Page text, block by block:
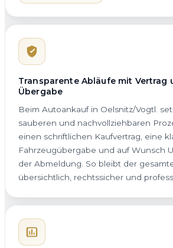
Transparente Abläufe mit Vertrag
Übergabe
Beim Autoankauf in Oelsnitz/Vogtl.
sauberen und nachvollziehbaren
einen schriftlichen Kaufvertrag, eine
Fahrzeugübergabe und auf Wunsch
der Abmeldung. So bleibt der
übersichtlich, rechtssicher und